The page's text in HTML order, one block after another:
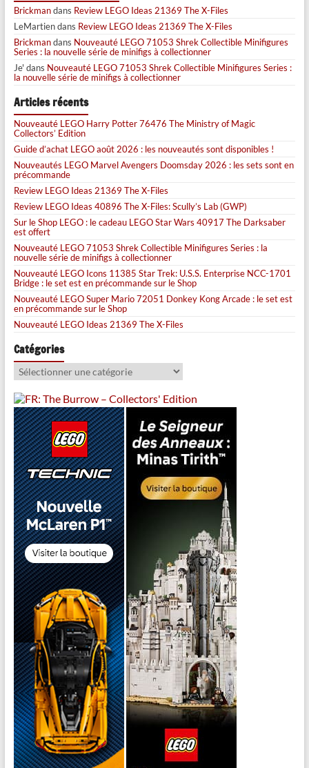
Brickmandans Review LEGO Ideas 21369 The X-Files
LeMartiendans Review LEGO Ideas 21369 The X-Files
Brickmandans Nouveauté LEGO 71053 Shrek Collectible Minifigures
Series : la nouvelle série de minifigs à collectionner
Je' dans Nouveauté LEGO 71053 Shrek Collectible Minifigures Series :
la nouvelle série de minifigs à collectionner
Articles récents
Nouveauté LEGO Harry Potter 76476 The Ministry of Magic
Collectors’ Edition
Guide d’achat LEGO août 2026 : les nouveautés sont disponibles !
Nouveautés LEGO Marvel Avengers Doomsday 2026 : les sets sont en
précommande
Review LEGO Ideas 21369 The X-Files
Review LEGO Ideas 40896 The X-Files: Scully’s Lab (GWP)
Sur le Shop LEGO : le cadeau LEGO Star Wars 40917 The Darksaber
est offert
Nouveauté LEGO 71053 Shrek Collectible Minifigures Series : la
nouvelle série de minifigs à collectionner
Nouveauté LEGO Icons 11385 Star Trek: U.S.S. Enterprise NCC-1701
Bridge : le set est en précommande sur le Shop
Nouveauté LEGO Super Mario 72051 Donkey Kong Arcade : le set est
en précommande sur le Shop
Nouveauté LEGO Ideas 21369 The X-Files
Catégories
Catégories